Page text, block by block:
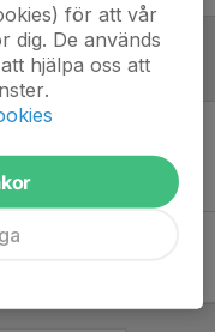
för att vår
dig. De används
hjälpa oss att